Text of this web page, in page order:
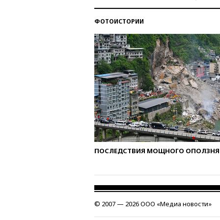
ФОТОИСТОРИИ
ПОСЛЕДСТВИЯ МОЩНОГО ОПОЛЗНЯ
© 2007 — 2026 ООО «Медиа новости»